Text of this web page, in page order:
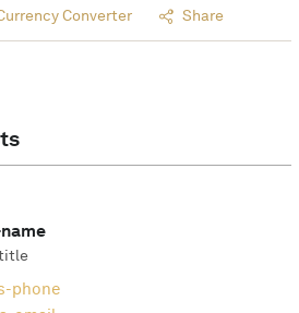
Converter Share
phone